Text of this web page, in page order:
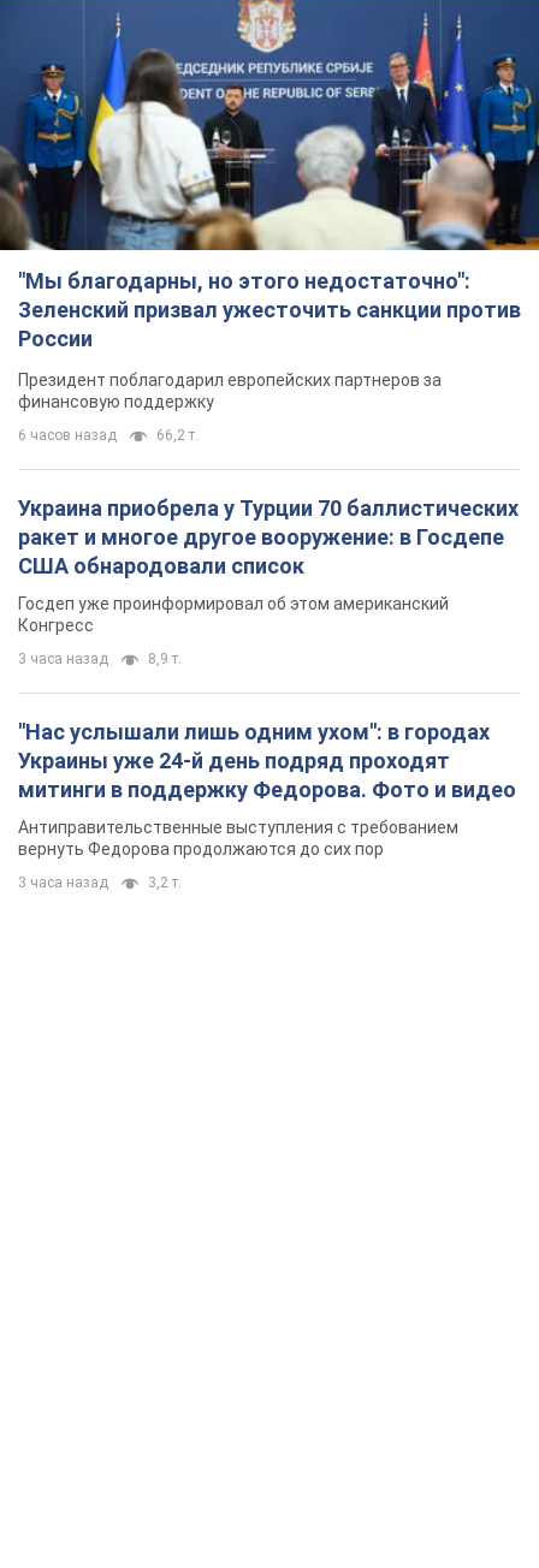
"Мы благодарны, но этого недостаточно":
Зеленский призвал ужесточить санкции против
России
Президент поблагодарил европейских партнеров за
финансовую поддержку
6 часов назад 66,2 т.
Украина приобрела у Турции 70 баллистических
ракет и многое другое вооружение: в Госдепе
США обнародовали список
Госдеп уже проинформировал об этом американский
Конгресс
3 часа назад 8,9 т.
"Нас услышали лишь одним ухом": в городах
Украины уже 24-й день подряд проходят
митинги в поддержку Федорова. Фото и видео
Антиправительственные выступления с требованием
вернуть Федорова продолжаются до сих пор
3 часа назад 3,2 т.